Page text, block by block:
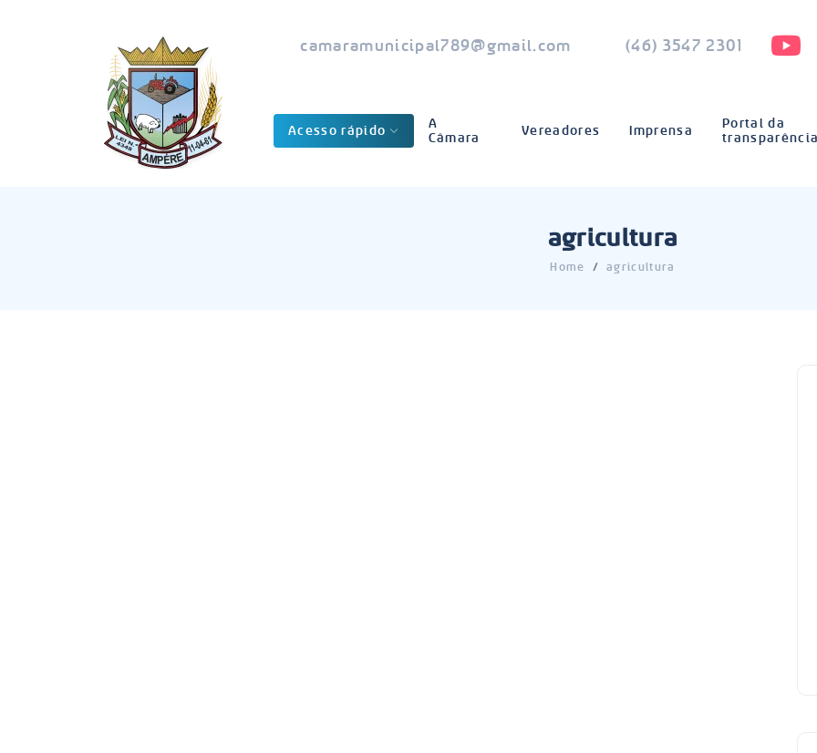
camaramunicipal789@gmail.com (46) 3547 2301
Acesso rápido
A
Câmara
Vereadores Imprensa
Portal da
transparência
agricultura
Home agricultura